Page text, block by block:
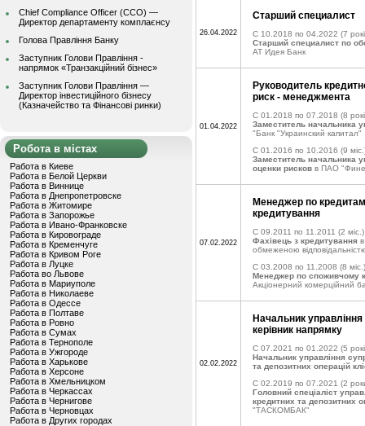
Chief Compliance Officer (CCO) —
Директор департаменту комплаєнсу
Голова Правління Банку
Заступник Голови Правління -
напрямок «Транзакційний бізнес»
Заступник Голови Правління —
Директор інвестиційного бізнесу
(Казначейство та Фінансові ринки)
Робота в містах
Работа в Киеве
Работа в Белой Церкви
Работа в Виннице
Работа в Днепропетровске
Работа в Житомире
Работа в Запорожье
Работа в Ивано-Франковске
Работа в Кировограде
Работа в Кременчуге
Работа в Кривом Роге
Работа в Луцке
Работа во Львове
Работа в Мариуполе
Работа в Николаеве
Работа в Одессе
Работа в Полтаве
Работа в Ровно
Работа в Сумах
Работа в Тернополе
Работа в Ужгороде
Работа в Харькове
Работа в Херсоне
Работа в Хмельницком
Работа в Черкассах
Работа в Чернигове
Работа в Черновцах
Работа в Других городах
26.04.2022
Старший специалист
C 10.2018 по 04.2022 (7
Старший специалист по
АТ Идея Банк
01.04.2022
Руководитель
риск - менеджмента
C 01.2018 по 07.2018 (8
Заместитель начальника
"Банк "Украинский капитал"
C 01.2016 по 10.2016 (9
Заместитель начальника
оценки рисков в ПАО
07.02.2022
Менеджер по
кредитування
C 09.2011 по 11.2011 (2 міс.)
Фахівець з кредитування
обмеженою
C 03.2008 по 11.2008 (8 міс.)
Менеджер по споживчому
Акціонерний комерційний
02.02.2022
Начальник
керівник напрямку
C 07.2021 по 01.2022 (5
Начальник управління
та депозитних операцій
C 02.2019 по 07.2021 (2
Головний спеціаліст
кредитних та депозитних
"ТАСКОМБАК"